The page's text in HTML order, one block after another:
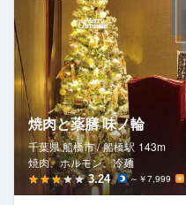
焼肉と薬膳 味ノ輪
千葉県 船橋市 / 船橋駅 143m
焼肉、ホルモン、冷麺
3.24 ～￥7,999